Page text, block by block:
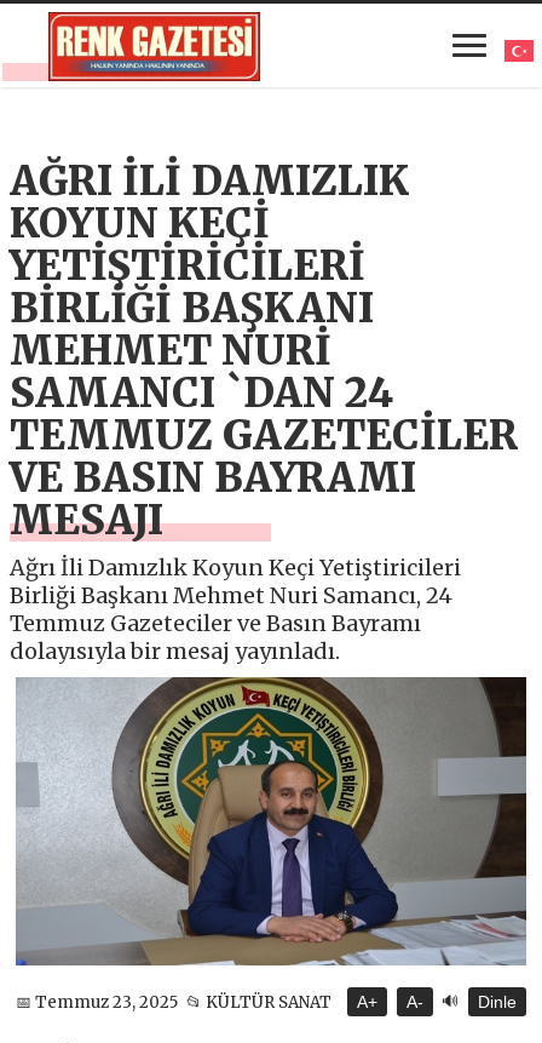
AĞRI İLİ DAMIZLIK
KOYUN KEÇİ
YETİŞTİRİCİLERİ
BİRLİĞİ BAŞKANI
MEHMET NURİ
SAMANCI `DAN 24
TEMMUZ GAZETECİLER
VE BASIN BAYRAMI
MESAJI
Ağrı İli Damızlık Koyun Keçi Yetiştiricileri
Birliği Başkanı Mehmet Nuri Samancı, 24
Temmuz Gazeteciler ve Basın Bayramı
dolayısıyla bir mesaj yayınladı.
📅 Temmuz 23, 2025 📂 KÜLTÜR SANAT A+ A- 🔊 Dinle